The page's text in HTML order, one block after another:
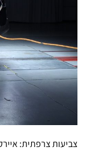
צביעות צרפתית: